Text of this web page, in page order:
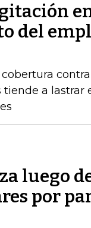
del
a lastrar
luego
por